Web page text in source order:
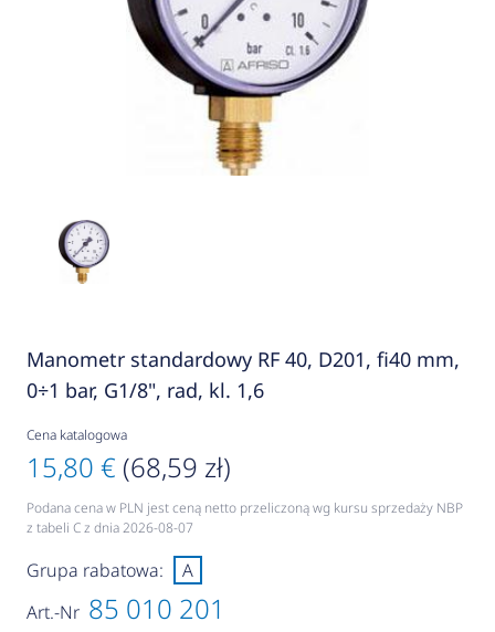
Manometr standardowy RF 40, D201, fi40 mm,
0÷1 bar, G1/8", rad, kl. 1,6
Cena katalogowa
15,80 € (68,59 zł)
Podana cena w PLN jest ceną netto przeliczoną wg kursu sprzedaży NBP
z tabeli C z dnia 2026-08-07
Art.-Nr 85 010 201
Grupa rabatowa: A